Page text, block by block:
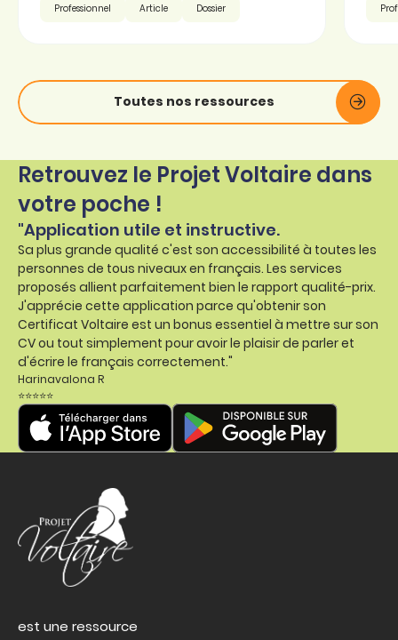
Professionnel
Article Dossier
Toutes nos ressources
Retrouvez le Projet Voltaire dans
votre poche !
"Application utile et instructive.
Sa plus grande qualité c'est son accessibilité à toutes les
personnes de tous niveaux en français. Les services
proposés allient parfaitement bien le rapport qualité-prix.
J'apprécie cette application parce qu'obtenir son
Certificat Voltaire est un bonus essentiel à mettre sur son
CV ou tout simplement pour avoir le plaisir de parler et
d'écrire le français correctement."
Harinavalona R
⭐⭐⭐⭐⭐
est une ressource